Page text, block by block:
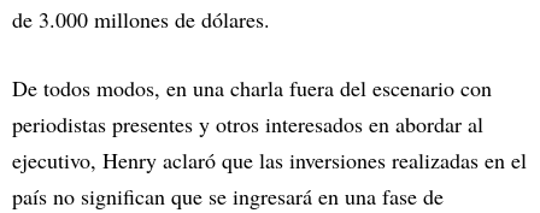
de 3.000 millones de dólares.
De todos modos, en una charla fuera del escenario con
periodistas presentes y otros interesados en abordar al
ejecutivo, Henry aclaró que las inversiones realizadas en el
país no significan que se ingresará en una fase de